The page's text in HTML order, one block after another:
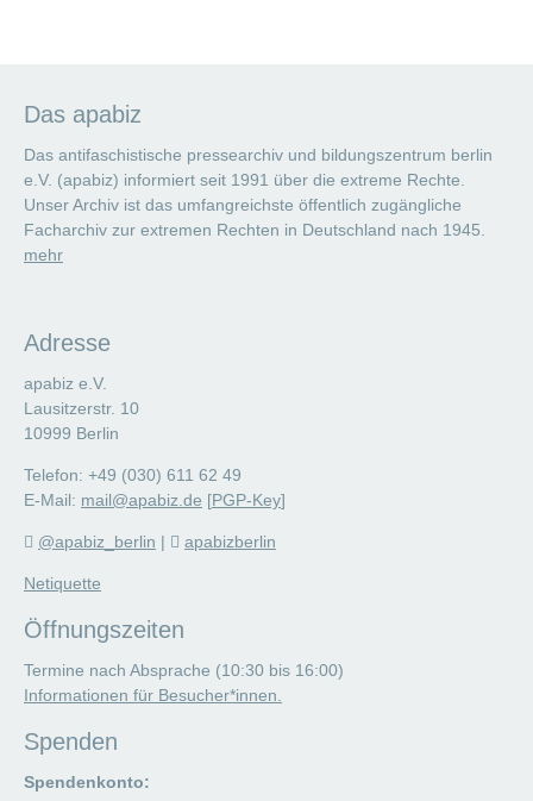
Das apabiz
Das antifaschistische pressearchiv und bildungszentrum berlin
e.V. (apabiz) informiert seit 1991 über die extreme Rechte.
Unser Archiv ist das umfangreichste öffentlich zugängliche
Facharchiv zur extremen Rechten in Deutschland nach 1945.
mehr
Adresse
apabiz e.V.
Lausitzerstr. 10
10999 Berlin
Telefon: +49 (030) 611 62 49
E-Mail: mail@apabiz.de [PGP-Key]
@apabiz_berlin | apabizberlin
Netiquette
Öffnungszeiten
Termine nach Absprache (10:30 bis 16:00)
Informationen für Besucher*innen.
Spenden
Spendenkonto: